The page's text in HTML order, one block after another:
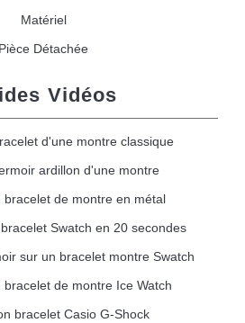
Matériel
Pièce Détachée
Vidéos
d'une montre classique
ardillon d'une montre
bracelet de montre en métal
Swatch en 20 secondes
sur un bracelet montre Swatch
bracelet de montre Ice Watch
bracelet Casio G-Shock